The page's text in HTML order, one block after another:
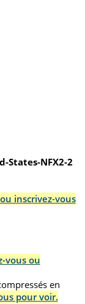
States-NFX2-2
inscrivez-vous
vous ou
en
pour voir.